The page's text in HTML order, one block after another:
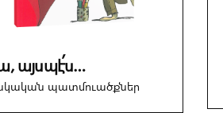
այսպէ՛ս…
պատմուածքներ